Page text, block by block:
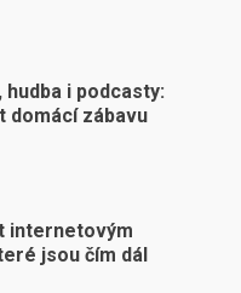
i podcasty:
domácí zábavu
internetovým
jsou čím dál